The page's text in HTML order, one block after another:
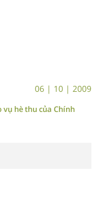
06 | 10 | 2009
hè thu của Chính